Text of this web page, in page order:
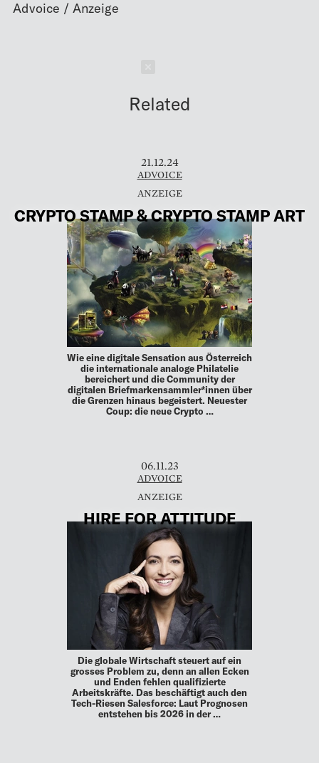
Related
21.12.24
ADVOICE
CRYPTO STAMP & CRYPTO STAMP ART
Wie eine digitale Sensation aus Österreich
die internationale analoge Philatelie
bereichert und die Community der
digitalen Briefmarkensammler*innen über
die Grenzen hinaus begeistert. Neuester
Coup: die neue Crypto …
06.11.23
ADVOICE
HIRE FOR ATTITUDE
Die globale Wirtschaft steuert auf ein
grosses Problem zu, denn an allen Ecken
und Enden fehlen qualifizierte
Arbeitskräfte. Das beschäftigt auch den
Tech-Riesen Salesforce: Laut Prognosen
entstehen bis 2026 in der …